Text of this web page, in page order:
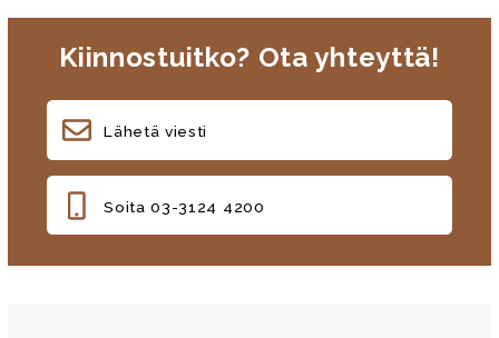
Kiinnostuitko? Ota yhteyttä!
Lähetä viesti
Soita 03-3124 4200